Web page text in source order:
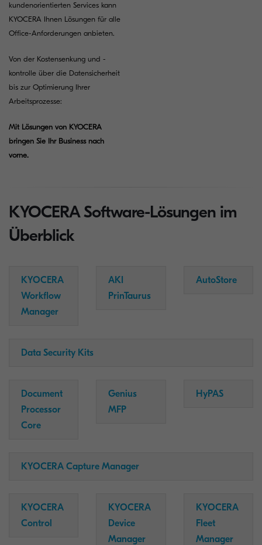
kundenorientierten Services kann
KYOCERA Ihnen Lösungen für alle
Office-Anforderungen anbieten.
Von der Kostensenkung und -
kontrolle über die Datensicherheit
bis zur Optimierung Ihrer
Arbeitsprozesse:
Mit Lösungen von KYOCERA
bringen Sie Ihr Business nach
vorne.
KYOCERA Software-Lösungen im
Überblick
KYOCERA
Workflow
Manager
AKI
PrinTaurus
AutoStore
Data Security Kits
Document
Processor
Core
Genius
MFP
HyPAS
KYOCERA Capture Manager
KYOCERA
Control
KYOCERA
Device
Manager
KYOCERA
Fleet
Manager